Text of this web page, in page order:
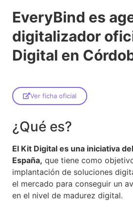
EveryBind es
digitalizador
Digital en
Ver ficha oficial
¿Qué es?
El Kit Digital es una iniciativa
España, que tiene como
implantación de soluciones
el mercado para conseguir un
en el nivel de madurez digital.